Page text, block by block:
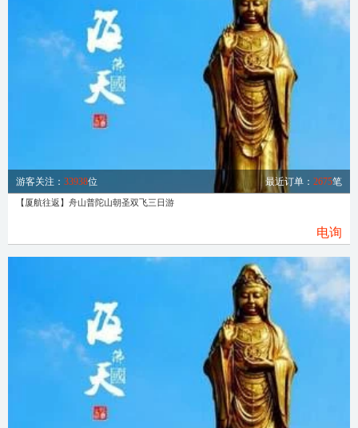
游客关注： 33938位 最近订单： 2675笔
【厦航往返】舟山普陀山朝圣双飞三日游
电询